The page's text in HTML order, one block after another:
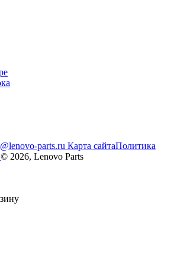
parts.ru Карта сайтаПолитика
© 2026, Lenovo Parts